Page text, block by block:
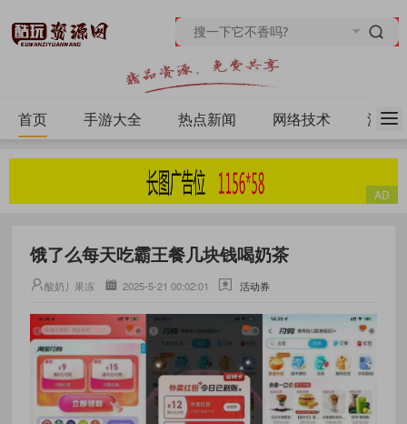
首页 手游大全 热点新闻 网络技术 源码
饿了么每天吃霸王餐几块钱喝奶茶
酸奶丿果冻 2025-5-21 00:02:01 活动券